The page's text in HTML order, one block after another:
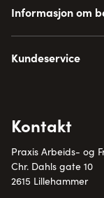
Informasjon om
Kundeservice
Kontakt
Praxis Arbeids- og
Chr. Dahls gate 10
2615 Lillehammer